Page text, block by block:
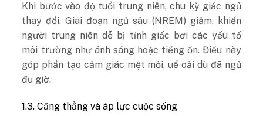
Khi bước vào độ tuổi trung niên, chu kỳ giấc ngủ
thay đổi. Giai đoạn ngủ sâu (NREM) giảm, khiến
người trung niên dễ bị tỉnh giấc bởi các yếu tố
môi trường như ánh sáng hoặc tiếng ồn. Điều này
góp phần tạo cảm giác mệt mỏi, uể oải dù đã ngủ
đủ giờ.
1.3. Căng thẳng và áp lực cuộc sống